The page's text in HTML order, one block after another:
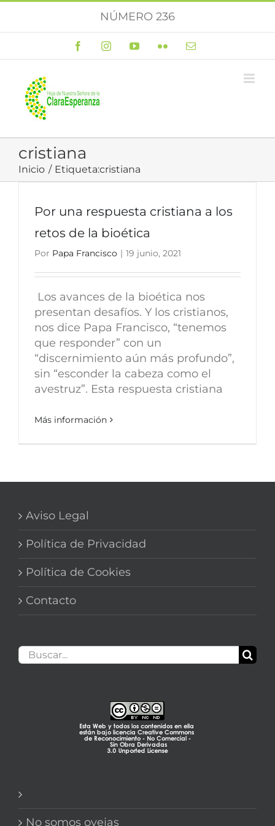
NÚMERO 236
FacebookInstagramYouTubeFlickr Correo
cristiana
Inicio Etiqueta:cristiana
Por una respuesta cristiana a los
retos de la bioética
Por Papa Francisco | 19 junio, 2021
Los avances de la bioética nos
presentan desafíos. Y los cristianos,
nos dice Papa Francisco, “tenemos
que responder” con un
“discernimiento aún más profundo”,
sin “esconder la cabeza como el
avestruz”. Esta respuesta cristiana
Más información
Aviso Legal
Política de Privacidad
Política de Cookies
Contacto
Buscar:
No somos ovejas